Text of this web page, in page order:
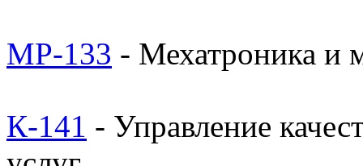
МР-133 - Мехатроника и
К-141 - Управление